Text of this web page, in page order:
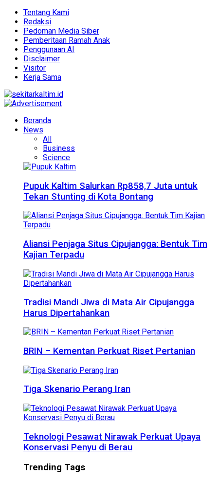
Tentang Kami
Redaksi
Pedoman Media Siber
Pemberitaan Ramah Anak
Penggunaan AI
Disclaimer
Visitor
Kerja Sama
Beranda
News
All
Business
Science
Pupuk Kaltim Salurkan Rp858,7 Juta untuk
Tekan Stunting di Kota Bontang
Aliansi Penjaga Situs Cipujangga: Bentuk Tim
Kajian Terpadu
Tradisi Mandi Jiwa di Mata Air Cipujangga
Harus Dipertahankan
BRIN – Kementan Perkuat Riset Pertanian
Tiga Skenario Perang Iran
Teknologi Pesawat Nirawak Perkuat Upaya
Konservasi Penyu di Berau
Trending Tags